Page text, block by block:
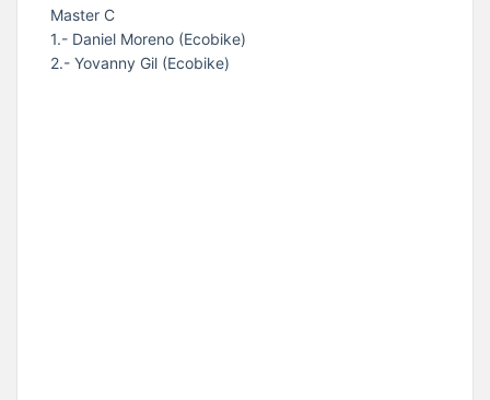
Master C
1.- Daniel Moreno (Ecobike)
2.- Yovanny Gil (Ecobike)